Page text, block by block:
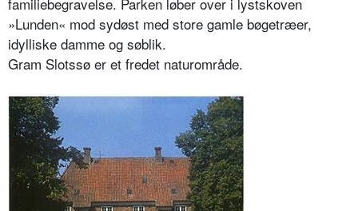
»Lunden« mod sydøst med store gamle bøgetræer,
idylliske damme og søblik.
Gram Slotssø er et fredet naturområde.